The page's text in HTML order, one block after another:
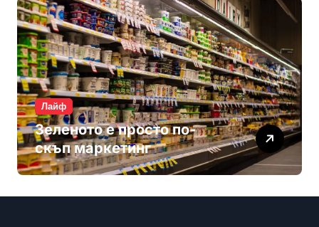
Лайф
Зеленото е просто по-
скъп маркетинг